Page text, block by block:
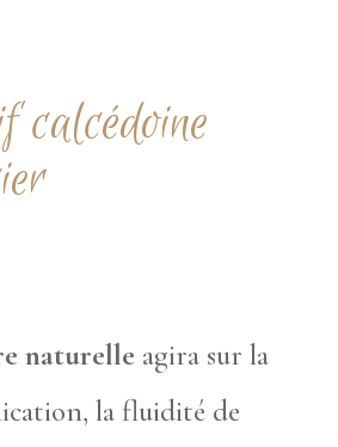
calcédoine
naturelle agira sur la
la fluidité de